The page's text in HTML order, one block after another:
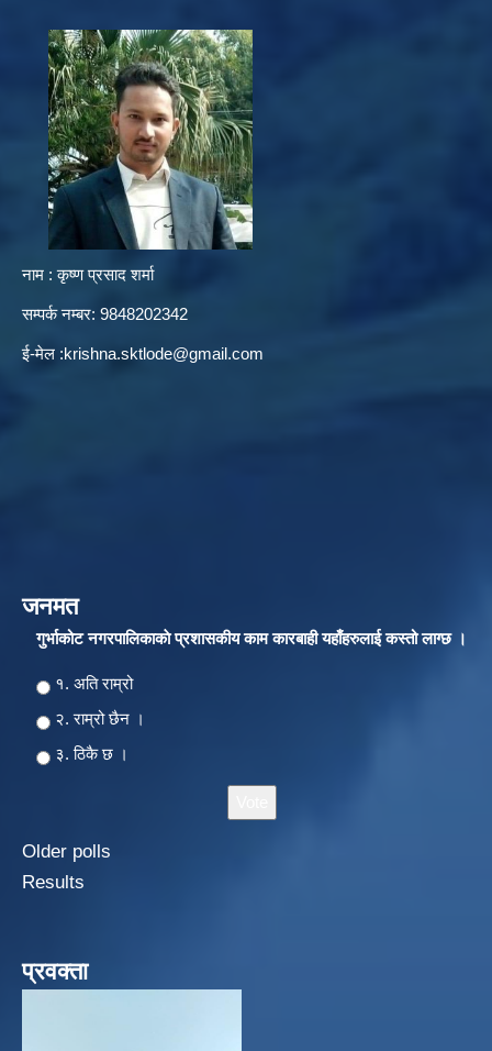
नाम : कृष्ण प्रसाद शर्मा
सम्पर्क नम्बर: 9848202342
ई-मेल :krishna.sktlode@gmail.com
जनमत
गुर्भाकोट नगरपालिकाकाे प्रशासकीय काम कारबाही यहाँहरुलाई कस्तो लाग्छ ।
Choices
१. अति राम्रो
२‍‍. राम्रो छैन ।
३. ठिकै छ ।
Older polls
Results
प्रवक्ता